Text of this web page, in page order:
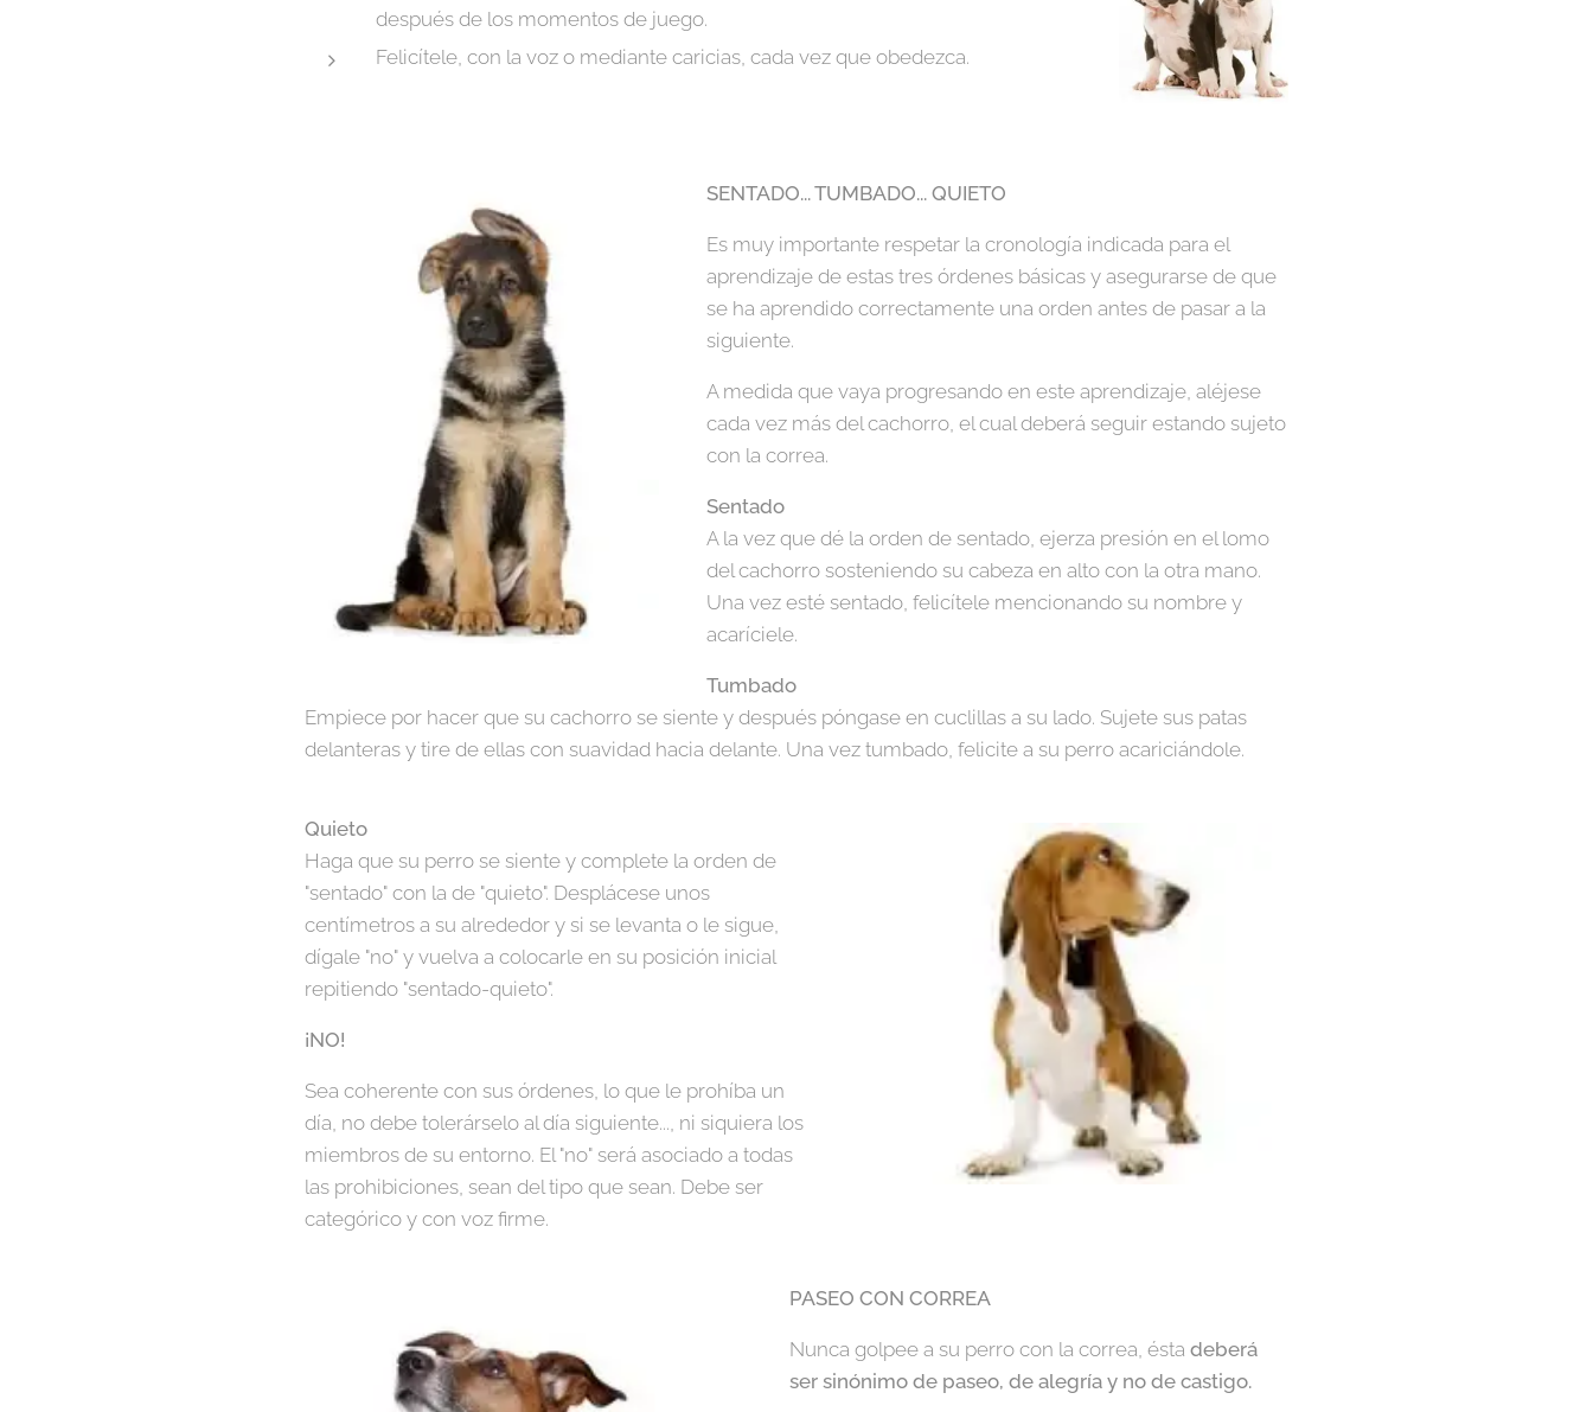
después de los momentos de juego.
Felicítele, con la voz o mediante caricias, cada vez que obedezca.
SENTADO... TUMBADO... QUIETO
Es muy importante respetar la cronología indicada para el
aprendizaje de estas tres órdenes básicas y asegurarse de que
se ha aprendido correctamente una orden antes de pasar a la
siguiente.
A medida que vaya progresando en este aprendizaje, aléjese
cada vez más del cachorro, el cual deberá seguir estando sujeto
con la correa.
Sentado
A la vez que dé la orden de sentado, ejerza presión en el lomo
del cachorro sosteniendo su cabeza en alto con la otra mano.
Una vez esté sentado, felicítele mencionando su nombre y
acaríciele.
Tumbado
Empiece por hacer que su cachorro se siente y después póngase en cuclillas a su lado. Sujete sus patas
delanteras y tire de ellas con suavidad hacia delante. Una vez tumbado, felicite a su perro acariciándole.
Quieto
Haga que su perro se siente y complete la orden de
"sentado" con la de "quieto". Desplácese unos
centímetros a su alrededor y si se levanta o le sigue,
dígale "no" y vuelva a colocarle en su posición inicial
repitiendo "sentado-quieto".
¡NO!
Sea coherente con sus órdenes, lo que le prohíba un
día, no debe tolerárselo al día siguiente..., ni siquiera los
miembros de su entorno. El "no" será asociado a todas
las prohibiciones, sean del tipo que sean. Debe ser
categórico y con voz firme.
PASEO CON CORREA
Nunca golpee a su perro con la correa, ésta deberá
ser sinónimo de paseo, de alegría y no de castigo.